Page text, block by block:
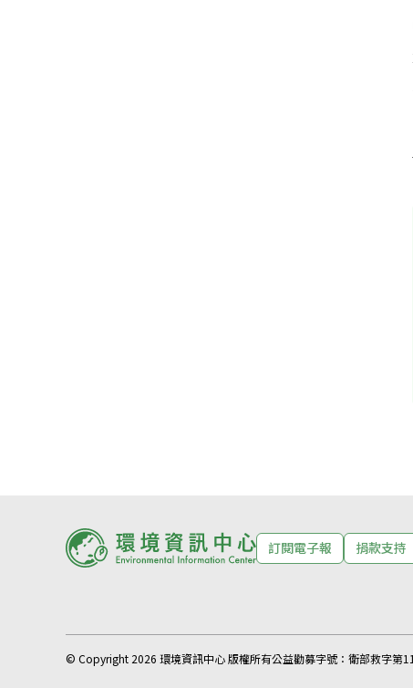
訂閱電子報 捐款支持
© Copyright 2026 環境資訊中心 版權所有公益勸募字號： 衛部救字第